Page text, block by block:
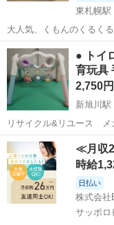
東札幌駅
大人気、くもんのくるく
も次男もとても気に入っ
います。 ボールはスムー
す！ セブンイレブン白
北海道 札幌市 東札
● トイ
育玩具
2,750円
新旭川駅
リサイクル&リユース メガスマです！ お誕
て、1才頃からは知育ボー
赤ちゃんの脳を刺激し、
が自然に楽しくできる工夫
北海道 旭川市 新旭
≪月収
時給
日払い
株式会社
サッポロ